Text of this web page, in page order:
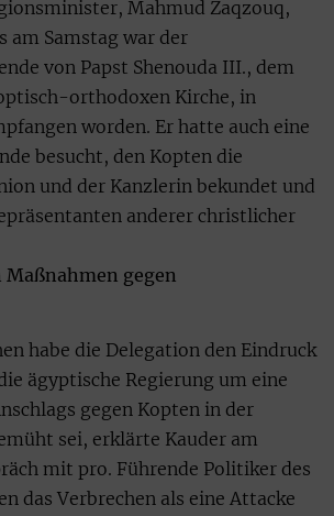
Mahmud Zaqzouq,
am Samstag war der
von Papst Shenouda III., dem
orthodoxen Kirche, in
worden. Er hatte auch eine
besucht, den Kopten die
und der Kanzlerin bekundet und
anderer christlicher
gegen
habe die Delegation den Eindruck
ägyptische Regierung um eine
gegen Kopten in der
sei, erklärte Kauder am
mit pro. Führende Politiker des
das Verbrechen als eine Attacke